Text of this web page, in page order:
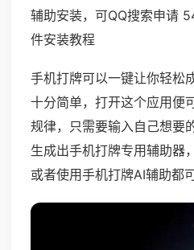
辅助安装，可QQ搜索申请
件安装教程
手机打牌可以一键让你轻松
十分简单，打开这个应用便
规律，只需要输入自己想要
生成出手机打牌专用辅助器
或者使用手机打牌AI辅助都